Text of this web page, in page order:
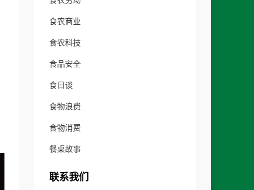
食农商业
食农科技
食品安全
食日谈
食物浪费
食物消费
餐桌故事
联系我们